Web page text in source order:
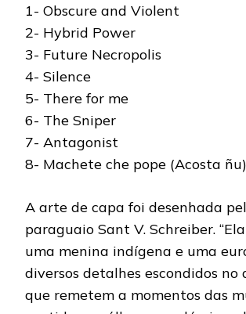
1- Obscure and Violent
2- Hybrid Power
3- Future Necropolis
4- Silence
5- There for me
6- The Sniper
7- Antagonist
8- Machete che pope (Acosta ñu)
A arte de capa foi desenhada
paraguaio Sant V. Schreiber.
uma menina indígena e uma
diversos detalhes escondidos no
que remetem a momentos das